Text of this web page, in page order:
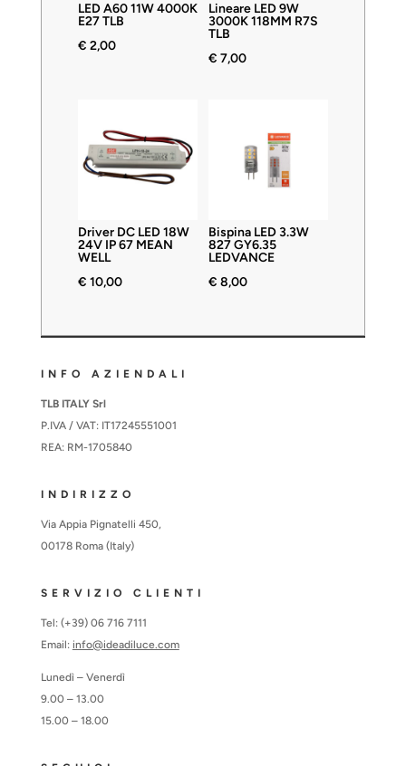
LED A60 11W 4000K
E27 TLB
€ 2,00
Lineare LED 9W
3000K 118MM R7S
TLB
€ 7,00
Driver DC LED 18W
24V IP 67 MEAN
WELL
€ 10,00
Bispina LED 3.3W
827 GY6.35
LEDVANCE
€ 8,00
INFO AZIENDALI
TLB ITALY Srl
P.IVA / VAT: IT17245551001
REA: RM-1705840
INDIRIZZO
Via Appia Pignatelli 450,
00178 Roma (Italy)
SERVIZIO CLIENTI
Tel: (+39) 06 716 7111
Email: info@ideadiluce.com
Lunedì – Venerdì
9.00 – 13.00
15.00 – 18.00